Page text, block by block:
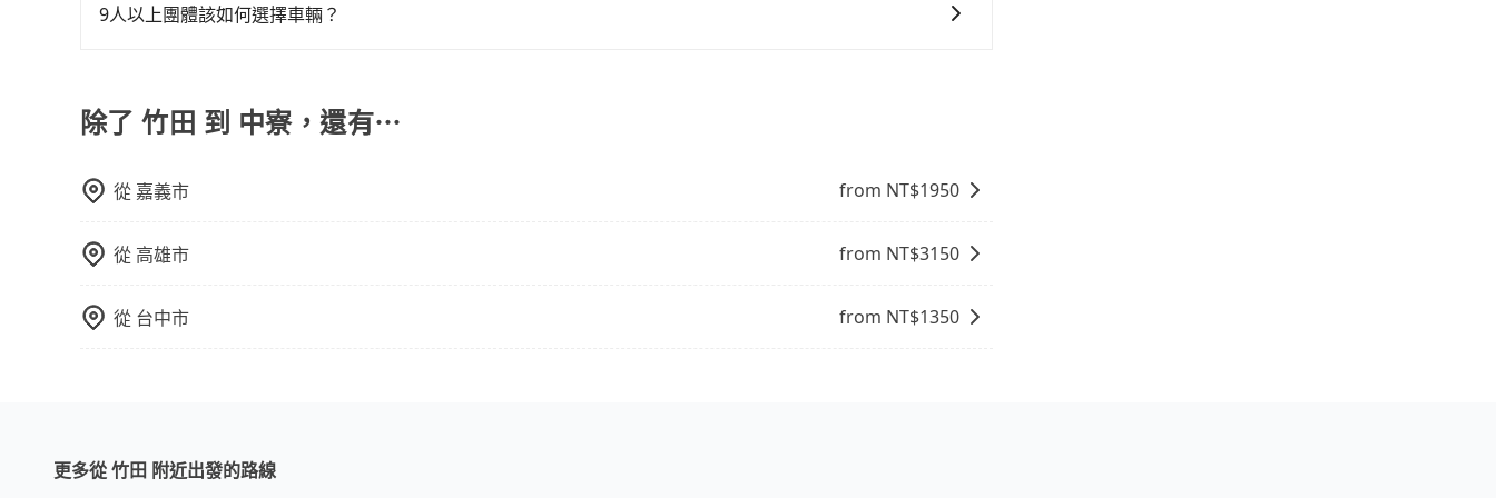
地點上車較客製化。此外，司機還會提供各種旅遊建議與資訊。長途接送價格比計程車車資更優惠。 - 計程車：
9人以上團體該如何選擇車輛？
型巴士或大型遊覽車。非法改裝的車輛，不僅與車輛行照不符，連司機的駕照都會不符。在路上被警察盤查請下
車終止行程事小，如果發生意外，保險公司可不予賠償就事大了。千萬別為了省小錢而把朋友親人的安全給賭
比較方便。但也有例外，比方說有些山區或路段是禁止大客車通行的，建議在預定時最好先與車行或平台確認。
除了 竹田 到 中寮，還有⋯
從 嘉義市 from NT$1950
從 高雄市 from NT$3150
從 台中市 from NT$1350
更多從 竹田 附近出發的路線